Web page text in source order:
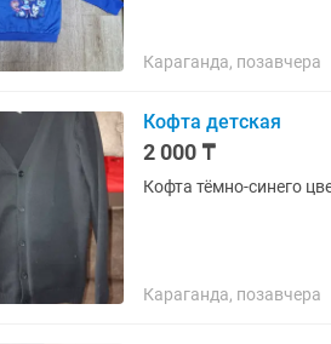
Караганда, позавчера
Кофта детская
2 000 ₸
Кофта тёмно-синего
Караганда, позавчера